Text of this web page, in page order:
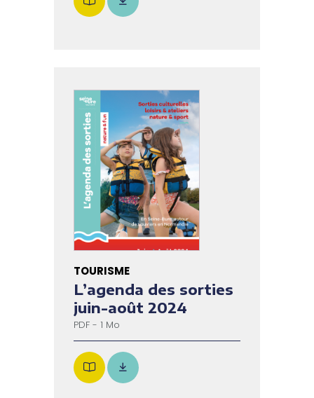
TOURISME
L’agenda des sorties
juin-août 2024
PDF - 1 Mo